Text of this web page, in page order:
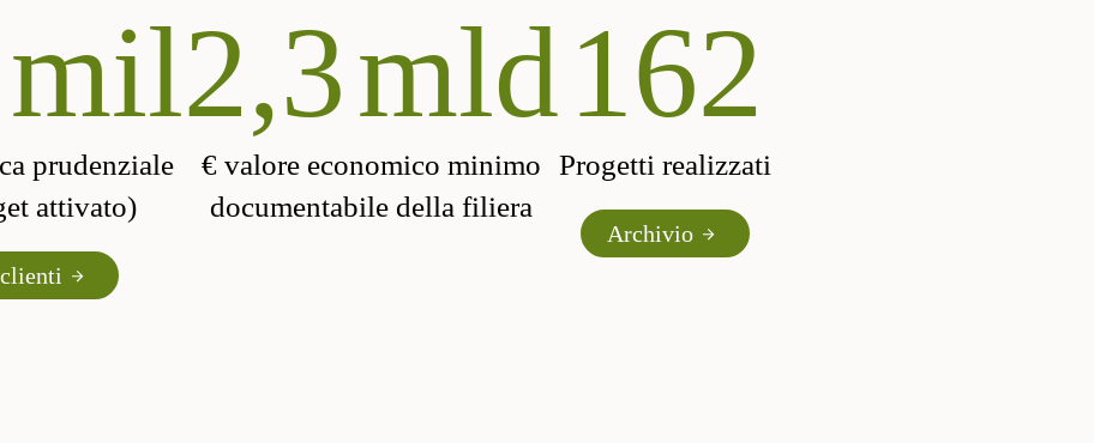
mil
prudenziale
attivato)
2,3mld
€ valore economico minimo
documentabile della filiera
190
Progetti realizzati
Archivio